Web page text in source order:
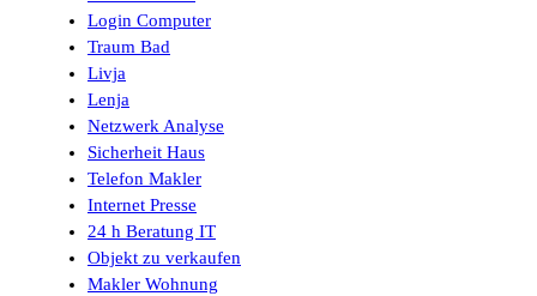
Login Computer
Traum Bad
Livja
Lenja
Netzwerk Analyse
Sicherheit Haus
Telefon Makler
Internet Presse
24 h Beratung IT
Objekt zu verkaufen
Makler Wohnung